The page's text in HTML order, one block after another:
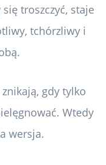
troszczyć, staje
tchórzliwy i
gdy tylko
Wtedy
wersja.